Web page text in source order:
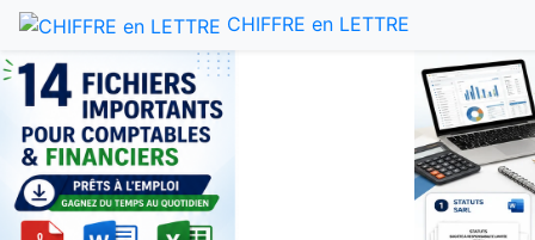
CHIFFRE en LETTRE